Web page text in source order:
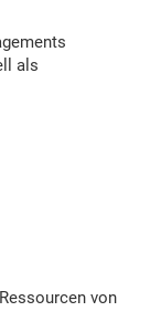
als
von